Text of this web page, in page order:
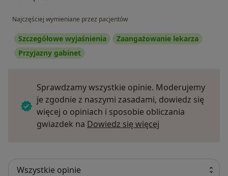
Najczęściej wymieniane przez pacjentów
Szczegółowe wyjaśnienia
Zaangażowanie lekarza
Przyjazny gabinet
Sprawdzamy wszystkie opinie. Moderujemy
je zgodnie z naszymi zasadami, dowiedz się
więcej o opiniach i sposobie obliczania
gwiazdek na Dowiedz się więcej